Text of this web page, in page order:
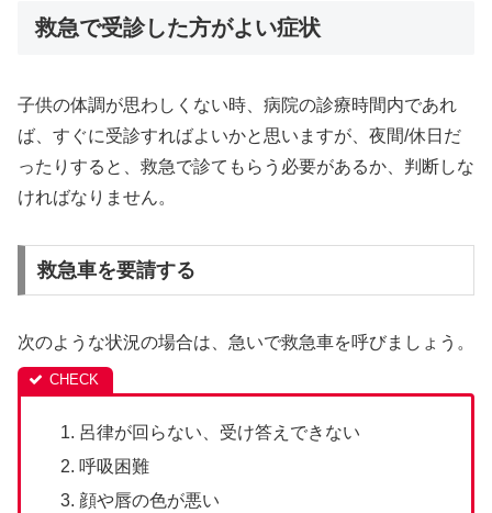
救急で受診した方がよい症状
子供の体調が思わしくない時、病院の診療時間内であれ
ば、すぐに受診すればよいかと思いますが、夜間/休日だ
ったりすると、救急で診てもらう必要があるか、判断しな
ければなりません。
救急車を要請する
次のような状況の場合は、急いで救急車を呼びましょう。
呂律が回らない、受け答えできない
呼吸困難
顔や唇の色が悪い